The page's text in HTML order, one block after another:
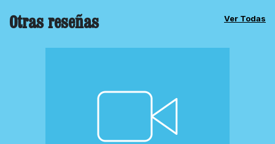
Otras reseñas Ver Todas